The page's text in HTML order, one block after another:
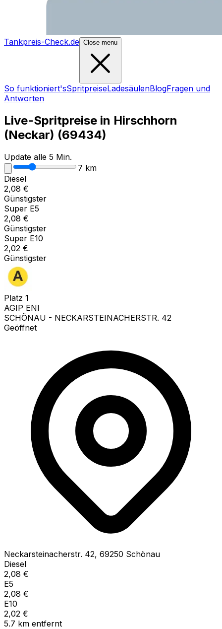
Tankpreis-Check.de Close menu
So funktioniert'sSpritpreiseLadesäulenBlogFragen und
Antworten
Live-Spritpreise in Hirschhorn
(Neckar) (69434)
Update alle 5 Min.
7 km
Diesel
2,08 €
Günstigster
Super E5
2,08 €
Günstigster
Super E10
2,02 €
Günstigster
Platz 1
AGIP ENI
SCHÖNAU - NECKARSTEINACHERSTR. 42
Geöffnet
Neckarsteinacherstr. 42, 69250 Schönau
Diesel
2,08 €
E5
2,08 €
E10
2,02 €
5.7 km entfernt